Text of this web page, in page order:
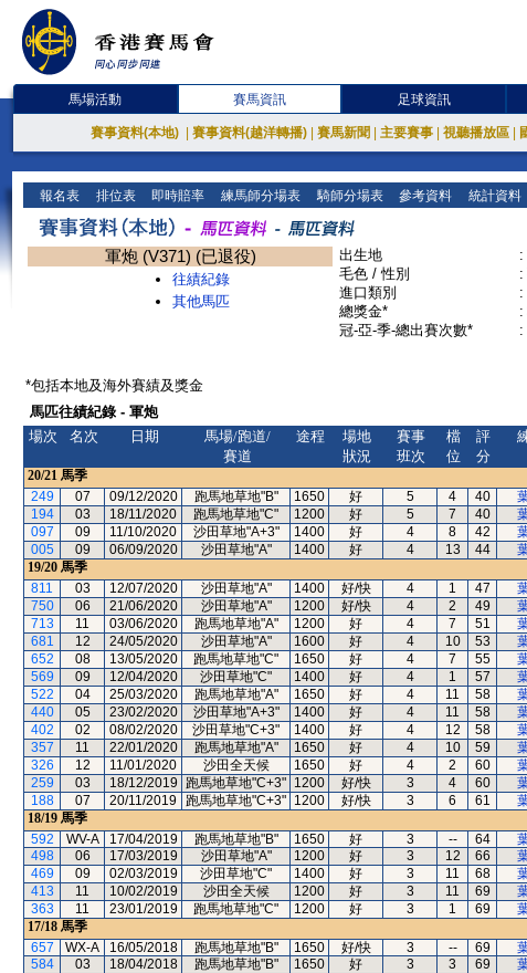
馬場活動 賽馬資訊 足球資訊
賽事資料(本地) 賽事資料(越洋轉播) 賽馬新聞 主要賽事 視聽播放區
報名表 排位表 即時賠率 練馬師分場表 騎師分場表 參考資料 統計資料
軍炮 (V371) (已退役)
往績紀錄
其他馬匹
出生地 :
毛色 / 性別
:
進口類別
:
總獎金*
:
冠-亞-季-總出賽次數*
:
*包括本地及海外賽績及獎金
馬匹往績紀錄 - 軍炮
場次
名次 日期
馬場/跑道/
賽道
途程
場地
狀況
賽事
班次
檔
位
評
分
20/21 馬季
249
07 09/12/2020 跑馬地草地"B" 1650 好 5 4 40
194
03 18/11/2020 跑馬地草地"C" 1200 好 5 7 40
097
09 11/10/2020 沙田草地"A+3" 1400 好 4 8 42
005
09 06/09/2020 沙田草地"A" 1400 好 4 13 44
19/20 馬季
811
03 12/07/2020 沙田草地"A" 1400 好/快 4 1 47
750
06 21/06/2020 沙田草地"A" 1200 好/快 4 2 49
713
11 03/06/2020 跑馬地草地"A" 1200 好 4 7 51
681
12 24/05/2020 沙田草地"A" 1600 好 4 10 53
652
08 13/05/2020 跑馬地草地"C" 1650 好 4 7 55
569
09 12/04/2020 沙田草地"C" 1400 好 4 1 57
522
04 25/03/2020 跑馬地草地"A" 1650 好 4 11 58
440
05 23/02/2020 沙田草地"A+3" 1400 好 4 11 58
402
02 08/02/2020 沙田草地"C+3" 1400 好 4 12 58
357
11 22/01/2020 跑馬地草地"A" 1650 好 4 10 59
326
12 11/01/2020 沙田全天候 1650 好 4 2 60
259
03 18/12/2019 跑馬地草地"C+3" 1200 好/快 3 4 60
188
07 20/11/2019 跑馬地草地"C+3" 1200 好/快 3 6 61
18/19 馬季
592
WV-A 17/04/2019 跑馬地草地"B" 1650 好 3 -- 64
498
06 17/03/2019 沙田草地"A" 1200 好 3 12 66
469
09 02/03/2019 沙田草地"C" 1400 好 3 11 68
413
11 10/02/2019 沙田全天候 1200 好 3 11 69
363
11 23/01/2019 跑馬地草地"C" 1200 好 3 1 69
17/18 馬季
657
WX-A 16/05/2018 跑馬地草地"B" 1650 好/快 3 -- 69
584
03 18/04/2018 跑馬地草地"B" 1650 好 3 3 69